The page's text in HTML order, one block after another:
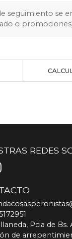
seguimiento se
o
REDES
Pcia de Bs.
de